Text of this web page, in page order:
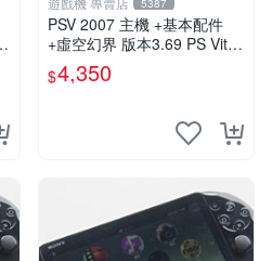
5387
PSV 2007 主機 +基本配件
+虛空幻界 版本3.69 PS Vita2
$4,350